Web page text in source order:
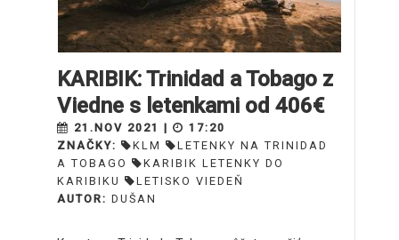
KARIBIK: Trinidad a Tobago z
Viedne s letenkami od 406€
21.NOV 2021 |
17:20
ZNAČKY:
KLM
LETENKY NA TRINIDAD
A TOBAGO
KARIBIK LETENKY DO
KARIBIKU
LETISKO VIEDEŇ
AUTOR: DUŠAN